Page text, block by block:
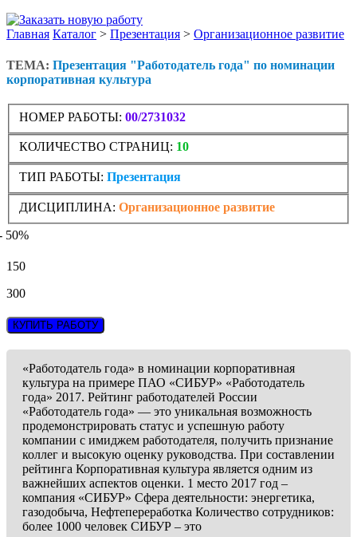
Главная Каталог > Презентация > Организационное развитие
ТЕМА: Презентация "Работодатель года" по номинации
корпоративная культура
НОМЕР РАБОТЫ: 00/2731032
КОЛИЧЕСТВО СТРАНИЦ: 10
ТИП РАБОТЫ: Презентация
ДИСЦИПЛИНА: Организационное развитие
50%
150
300
КУПИТЬ РАБОТУ
«Работодатель года» в номинации корпоративная
культура на примере ПАО «СИБУР» «Работодатель
года» 2017. Рейтинг работодателей России
«Работодатель года» — это уникальная возможность
продемонстрировать статус и успешную работу
компании с имиджем работодателя, получить признание
коллег и высокую оценку руководства. При составлении
рейтинга Корпоративная культура является одним из
важнейших аспектов оценки. 1 место 2017 год –
компания «СИБУР» Сфера деятельности: энергетика,
газодобыча, Нефтепереработка Количество сотрудников:
более 1000 человек СИБУР – это